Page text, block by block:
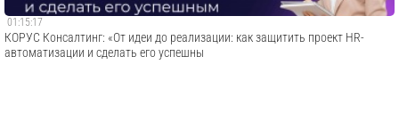
01:15:17
КОРУС Консалтинг: «От идеи до реализации: как защитить проект HR-
автоматизации и сделать его успешны